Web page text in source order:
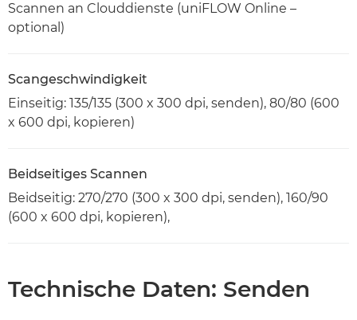
Scannen an Clouddienste (uniFLOW Online –
optional)
Scangeschwindigkeit
Einseitig: 135/135 (300 x 300 dpi, senden), 80/80 (600
x 600 dpi, kopieren)
Beidseitiges Scannen
Beidseitig: 270/270 (300 x 300 dpi, senden), 160/90
(600 x 600 dpi, kopieren),
Technische Daten: Senden